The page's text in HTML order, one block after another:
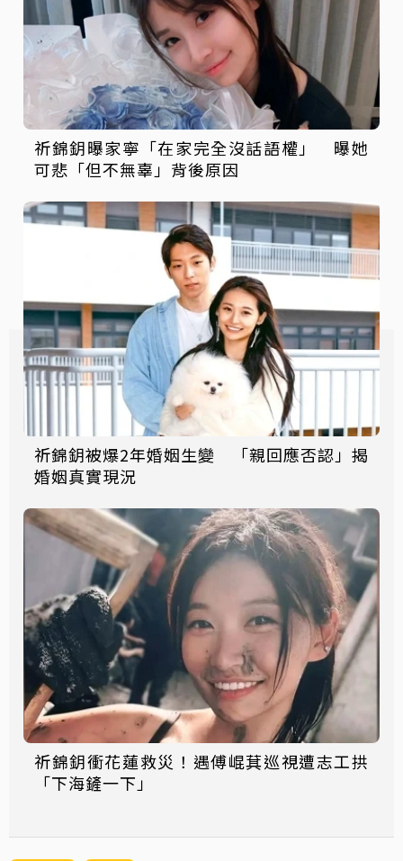
祈錦鈅曝家寧「在家完全沒話語權」 曝她
可悲「但不無辜」背後原因
祈錦鈅被爆2年婚姻生變 「親回應否認」揭
婚姻真實現況
祈錦鈅衝花蓮救災！遇傅崐萁巡視遭志工拱
「下海鏟一下」